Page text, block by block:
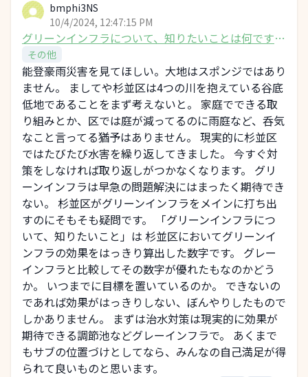
bmphi3NS
10/4/2024, 12:47:15 PM
グリーンインフラについて、知りたいことは何です
か？
その他
能登豪雨災害を見てほしい。大地はスポンジではあり
ません。 ましてや杉並区は4つの川を抱えている谷底
低地であることをまず考えないと。 家庭でできる取
り組みとか、区では庭が減ってるのに雨庭など、呑気
なこと言ってる猶予はありません。 現実的に杉並区
ではたびたび水害を繰り返してきました。 今すぐ対
策をしなければ取り返しがつかなくなります。 グリ
ーンインフラは早急の問題解決にはまったく期待でき
ない。 杉並区がグリーンインフラをメインに打ち出
すのにそもそも疑問です。 「グリーンインフラにつ
いて、知りたいこと」は 杉並区においてグリーンイ
ンフラの効果をはっきり算出した数字です。 グレー
インフラと比較してその数字が優れたもなのかどう
か。 いつまでに目標を置いているのか。 できないの
であれば効果がはっきりしない、ぼんやりしたもので
しかありません。 まずは治水対策は現実的に効果が
期待できる調節池などグレーインフラで。 あくまで
もサブの位置づけとしてなら、みんなの自己満足が得
られて良いものと思います。